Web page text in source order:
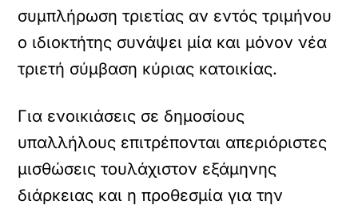
συμπλήρωση τριετίας αν εντός τριμήνου
ο ιδιοκτήτης συνάψει μία και μόνον νέα
τριετή σύμβαση κύριας κατοικίας.
Για ενοικιάσεις σε δημοσίους
υπαλλήλους επιτρέπονται απεριόριστες
μισθώσεις τουλάχιστον εξάμηνης
διάρκειας και η προθεσμία για την